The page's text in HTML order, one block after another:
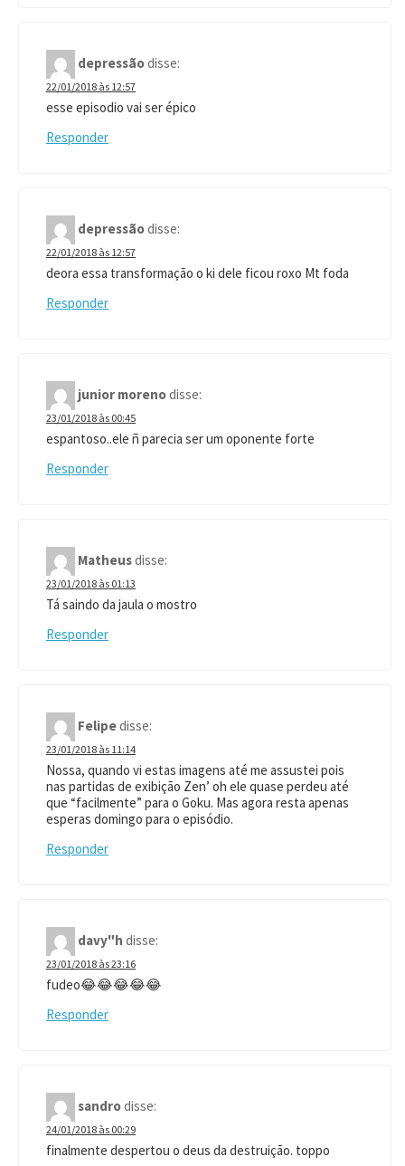
depressãodisse:
22/01/2018 às 12:57
esse episodio vai ser épico
Responder
depressãodisse:
22/01/2018 às 12:57
deora essa transformação o ki dele ficou roxo Mt foda
Responder
junior morenodisse:
23/01/2018 às 00:45
espantoso..ele ñ parecia ser um oponente forte
Responder
Matheusdisse:
23/01/2018 às 01:13
Tá saindo da jaula o mostro
Responder
Felipedisse:
23/01/2018 às 11:14
Nossa, quando vi estas imagens até me assustei pois
nas partidas de exibição Zen’ oh ele quase perdeu até
que “facilmente” para o Goku. Mas agora resta apenas
esperas domingo para o episódio.
Responder
davy"h disse:
23/01/2018 às 23:16
fudeo😂😂😂😂😂
Responder
sandrodisse:
24/01/2018 às 00:29
finalmente despertou o deus da destruição. toppo